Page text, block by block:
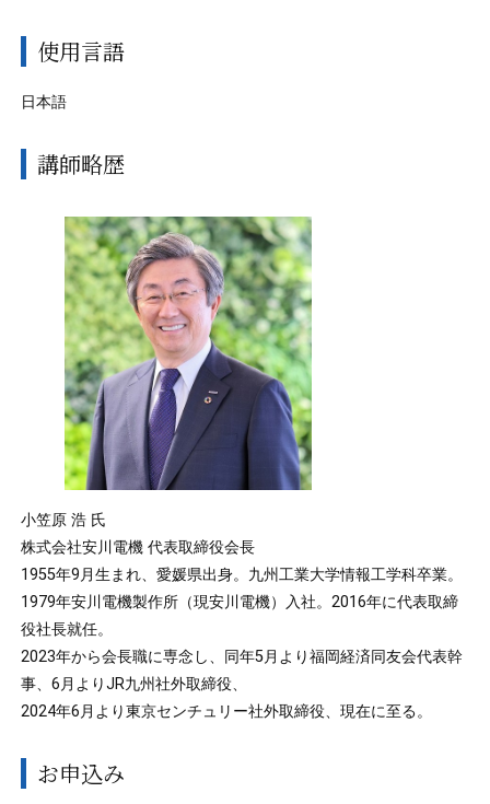
使用言語
日本語
講師略歴
小笠原 浩 氏
株式会社安川電機 代表取締役会長
1955年9月生まれ、愛媛県出身。九州工業大学情報工学科卒業。
1979年安川電機製作所（現安川電機）入社。2016年に代表取締
役社長就任。
2023年から会長職に専念し、同年5月より福岡経済同友会代表幹
事、6月よりJR九州社外取締役、
2024年6月より東京センチュリー社外取締役、現在に至る。
お申込み